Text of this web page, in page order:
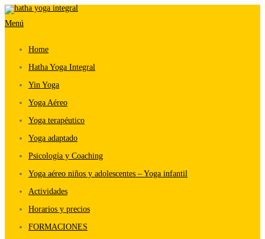
Saltar
al
Menú
Home
Hatha Yoga Integral
Yin Yoga
Yoga Aéreo
Yoga terapéutico
Yoga adaptado
Psicología y Coaching
Yoga aéreo niños y adolescentes – Yoga infantil
Actividades
Horarios y precios
FORMACIONES